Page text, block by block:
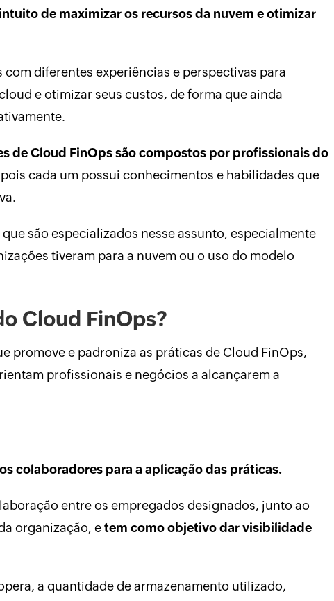
de maximizar os recursos da nuvem e otimizar
com diferentes experiências e perspectivas para
e otimizar seus custos, de forma que ainda
de Cloud FinOps são compostos por profissionais do
cada um possui conhecimentos e habilidades que
são especializados nesse assunto, especialmente
tiveram para a nuvem ou o uso do modelo
Cloud FinOps?
promove e padroniza as práticas de Cloud FinOps,
profissionais e negócios a alcançarem a
colaboradores para a aplicação das práticas.
entre os empregados designados, junto ao
organização, etem como objetivo dar visibilidade
a quantidade de armazenamento utilizado,